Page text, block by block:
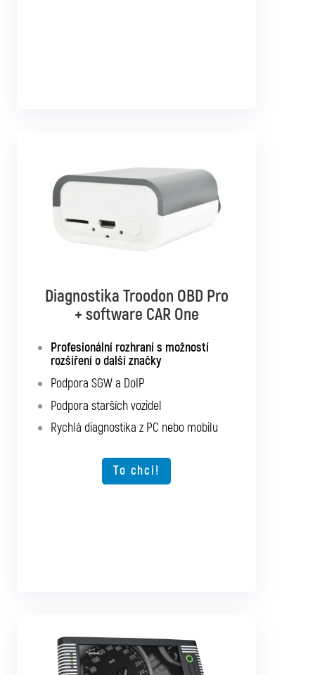
Diagnostika Troodon OBD Pro
+ software CAR One
Profesionální rozhraní s možností
rozšíření o další značky
Podpora SGW a DoIP
Podpora starších vozidel
Rychlá diagnostika z PC nebo mobilu
To chci!
Diagnostika Troodon OBD Pro
+ software CAR Multibrand
Rozhraní s podporou pro všechna
osobní a užitková vozidla
Podpora SGW a DoIP
Podpora starších vozidel
Rychlá diagnostika z PC nebo mobilu